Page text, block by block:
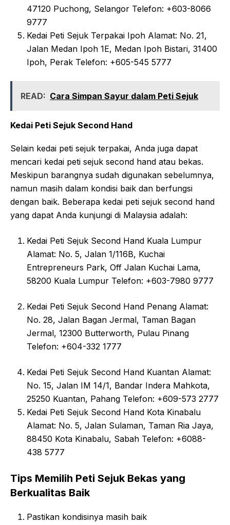
47120 Puchong, Selangor Telefon: +603-8066
9777
Kedai Peti Sejuk Terpakai Ipoh Alamat: No. 21,
Jalan Medan Ipoh 1E, Medan Ipoh Bistari, 31400
Ipoh, Perak Telefon: +605-545 5777
READ: Cara Simpan Sayur dalam Peti Sejuk
Kedai Peti Sejuk Second Hand
Selain kedai peti sejuk terpakai, Anda juga dapat
mencari kedai peti sejuk second hand atau bekas.
Meskipun barangnya sudah digunakan sebelumnya,
namun masih dalam kondisi baik dan berfungsi
dengan baik. Beberapa kedai peti sejuk second hand
yang dapat Anda kunjungi di Malaysia adalah:
Kedai Peti Sejuk Second Hand Kuala Lumpur
Alamat: No. 5, Jalan 1/116B, Kuchai
Entrepreneurs Park, Off Jalan Kuchai Lama,
58200 Kuala Lumpur Telefon: +603-7980 9777
Kedai Peti Sejuk Second Hand Penang Alamat:
No. 28, Jalan Bagan Jermal, Taman Bagan
Jermal, 12300 Butterworth, Pulau Pinang
Telefon: +604-332 1777
Kedai Peti Sejuk Second Hand Kuantan Alamat:
No. 15, Jalan IM 14/1, Bandar Indera Mahkota,
25250 Kuantan, Pahang Telefon: +609-573 2777
Kedai Peti Sejuk Second Hand Kota Kinabalu
Alamat: No. 5, Jalan Sulaman, Taman Ria Jaya,
88450 Kota Kinabalu, Sabah Telefon: +6088-
438 5777
Tips Memilih Peti Sejuk Bekas yang
Berkualitas Baik
Pastikan kondisinya masih baik